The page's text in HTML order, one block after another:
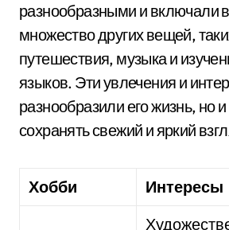
разнообразными и включали
множество других вещей,
путешествия, музыка и
языков. Эти увлечения и
разнообразили его жизнь, но
сохранять свежий и яркий
Хобби Интересы